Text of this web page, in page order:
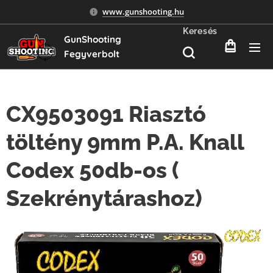
www.gunshooting.hu
GunShooting
Fegyverbolt
Keresés
CX9503091 Riasztó
töltény 9mm P.A. Knall
Codex 50db-os (
Szekrénytárashoz)